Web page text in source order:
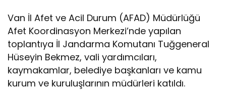
Van İl Afet ve Acil Durum (AFAD) Müdürlüğü
Afet Koordinasyon Merkezi’nde yapılan
toplantıya İl Jandarma Komutanı Tuğgeneral
Hüseyin Bekmez, vali yardımcıları,
kaymakamlar, belediye başkanları ve kamu
kurum ve kuruluşlarının müdürleri katıldı.